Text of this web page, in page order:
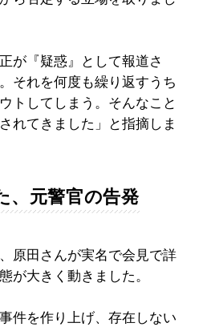
が『疑惑』として報道さ
それを何度も繰り返すうち
トしてしまう。そんなこと
れてきました」と指摘しま
、元警官の告発
原田さんが実名で会見で詳
が大きく動きました。
件を作り上げ、存在しない